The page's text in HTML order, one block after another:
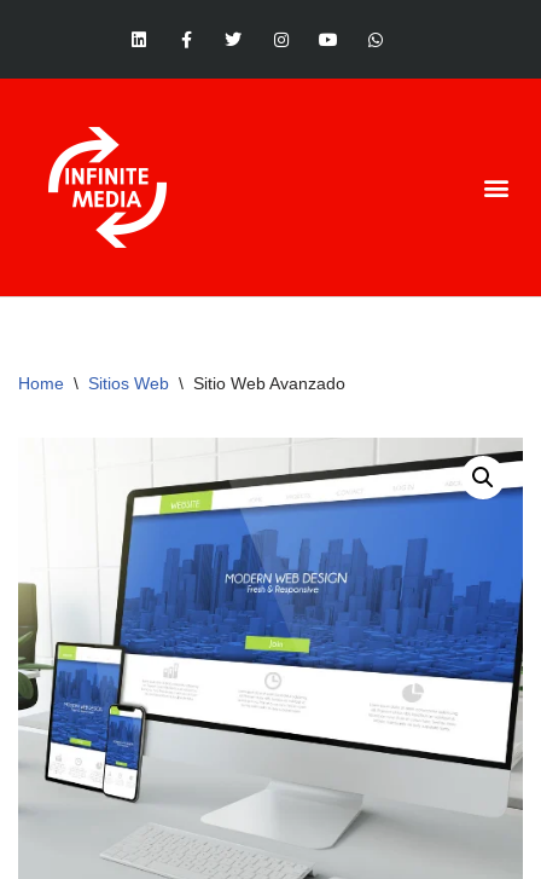
contenido
Home \ Sitios Web \ Sitio Web Avanzado